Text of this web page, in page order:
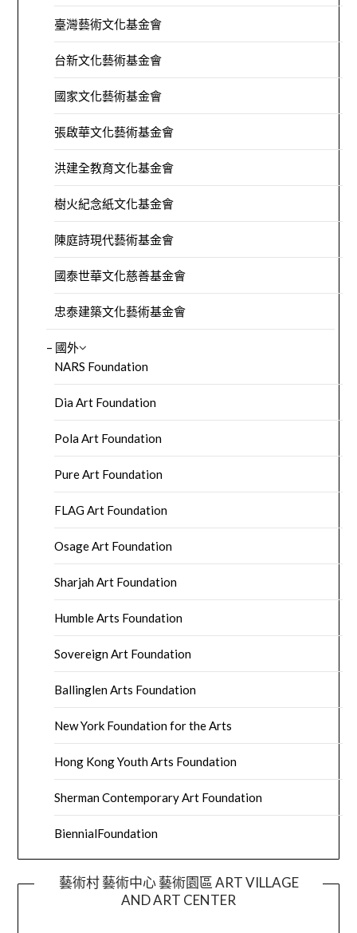
臺灣藝術文化基金會
台新文化藝術基金會
國家文化藝術基金會
張啟華文化藝術基金會
洪建全教育文化基金會
樹火紀念紙文化基金會
陳庭詩現代藝術基金會
國泰世華文化慈善基金會
忠泰建築文化藝術基金會
– 國外
NARS Foundation
Dia Art Foundation
Pola Art Foundation
Pure Art Foundation
FLAG Art Foundation
Osage Art Foundation
Sharjah Art Foundation
Humble Arts Foundation
Sovereign Art Foundation
Ballinglen Arts Foundation
New York Foundation for the Arts
Hong Kong Youth Arts Foundation
Sherman Contemporary Art Foundation
BiennialFoundation
藝術村 藝術中心 藝術園區 ART VILLAGE
AND ART CENTER